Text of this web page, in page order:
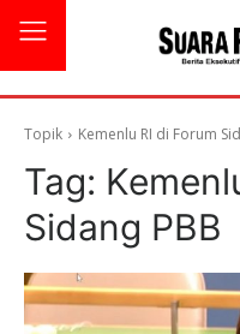
Topik Kemenlu RI di Forum
Tag:
Sidang PBB